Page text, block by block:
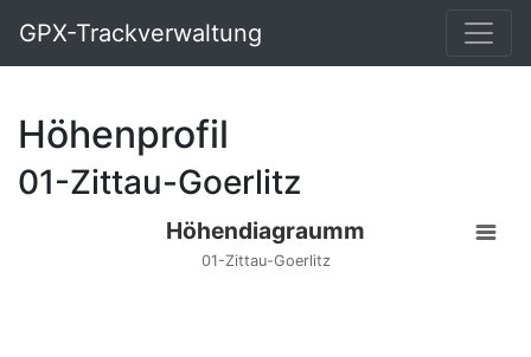
GPX-Trackverwaltung
Höhenprofil
01-Zittau-Goerlitz
Höhendiagraumm
01-Zittau-Goerlitz